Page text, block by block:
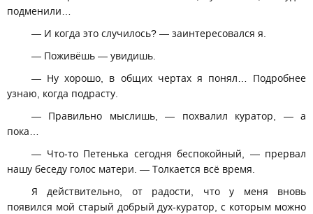
подменили…
— И когда это случилось? — заинтересовался я.
— Поживёшь — увидишь.
— Ну хорошо, в общих чертах я понял… Подробнее
узнаю, когда подрасту.
— Правильно мыслишь, — похвалил куратор, — а
пока…
— Что-то Петенька сегодня беспокойный, — прервал
нашу беседу голос матери. — Толкается всё время.
Я действительно, от радости, что у меня вновь
появился мой старый добрый дух-куратор, с которым можно